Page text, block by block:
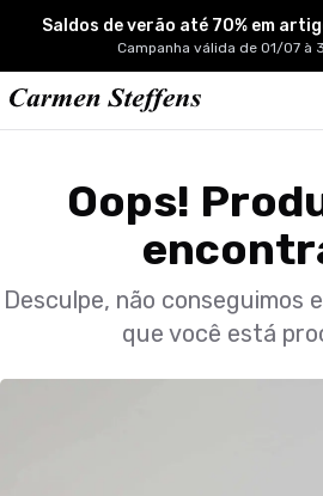
Carmen Steffens
Saldos de verão até 70% em
Campanha válida de 01/07 à
Oops!
Desculpe, não conseguimos
que você está